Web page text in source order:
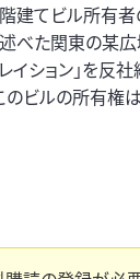
階建てビル所有
述べた関東の某
ション」を反
ビルの所有権